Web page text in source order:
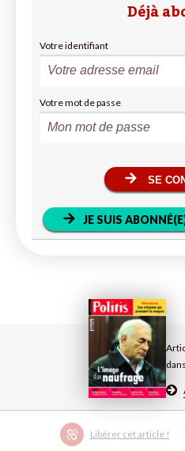
Libérer cet article !
Déjà
Votre identifiant
Votre mot de passe
SE
JE SUIS